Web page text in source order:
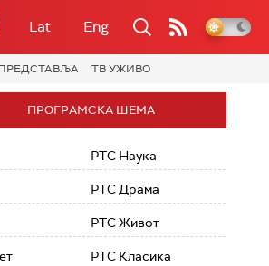
Lat Eng
ТВ УЖИВО
ПРОГРАМСКА ШЕМА
РТС Наука
РТС Драма
РТС Живот
РТС Класика